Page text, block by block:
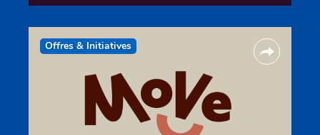
Offres & Initiatives